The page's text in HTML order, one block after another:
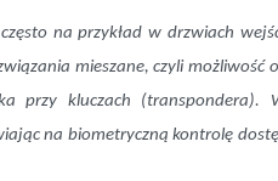
na przykład w drzwiach
mieszane, czyli możliwość
kluczach (transpondera).
na biometryczną kontrolę